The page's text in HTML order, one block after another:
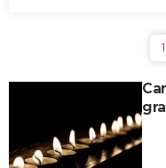
1